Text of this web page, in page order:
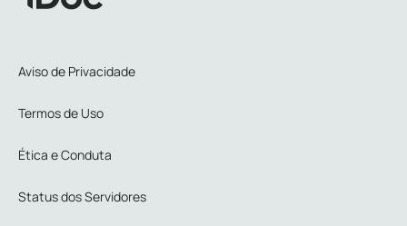
Aviso de Privacidade
Termos de Uso
Ética e Conduta
Status dos Servidores